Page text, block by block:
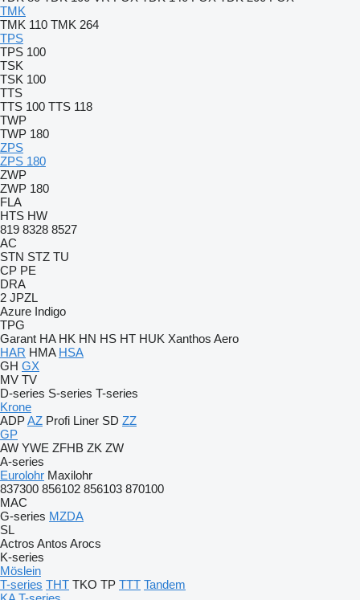
TMK
TMK 110 TMK 264
TPS
TPS 100
TSK
TSK 100
TTS
TTS 100 TTS 118
TWP
TWP 180
ZPS
ZPS 180
ZWP
ZWP 180
FLA
HTS HW
819 8328 8527
AC
STN STZ TU
CP PE
DRA
2 JPZL
Azure Indigo
TPG
Garant HA HK HN HS HT HUK Xanthos Aero
HAR HMA HSA
GH GX
MV TV
D-series S-series T-series
Krone
ADPAZ Profi Liner SD ZZ
GP
AW YWE ZFHB ZK ZW
A-series
Eurolohr Maxilohr
837300 856102 856103 870100
MAC
G-series MZDA
SL
Actros Antos Arocs
K-series
Möslein
T-series THT TKO TP TTT Tandem